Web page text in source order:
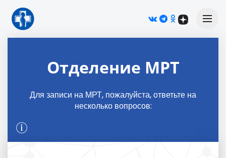
Отделение МРТ
Для записи на МРТ, пожалуйста, ответьте на
несколько вопросов: